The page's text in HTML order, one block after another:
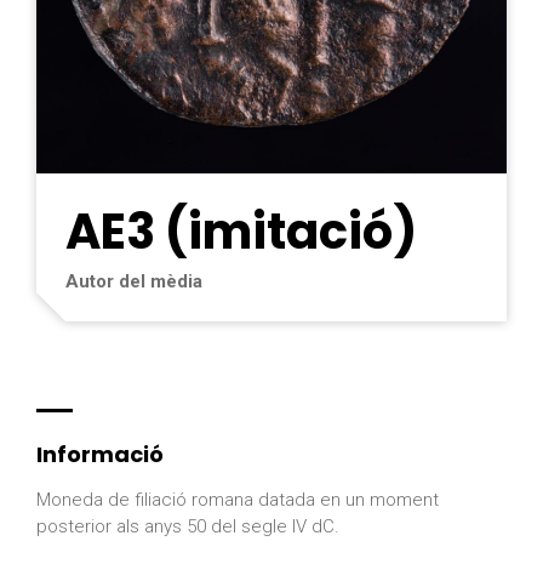
AE3 (imitació)
Autor del mèdia
Informació
Moneda de filiació romana datada en un moment
posterior als anys 50 del segle IV dC.